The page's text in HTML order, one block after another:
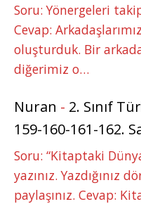
Soru: Yönergeleri
Cevap:
oluşturduk. Bir
diğerimiz o…
Nuran - 2. Sınıf
159-160-161-162.
Soru: “Kitaptaki
yazınız. Yazdığınız
paylaşınız. Cevap: